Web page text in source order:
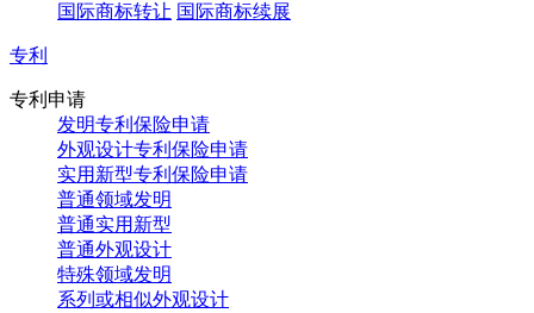
国际商标转让 国际商标续展
专利
专利申请
发明专利保险申请
外观设计专利保险申请
实用新型专利保险申请
普通领域发明
普通实用新型
普通外观设计
特殊领域发明
系列或相似外观设计